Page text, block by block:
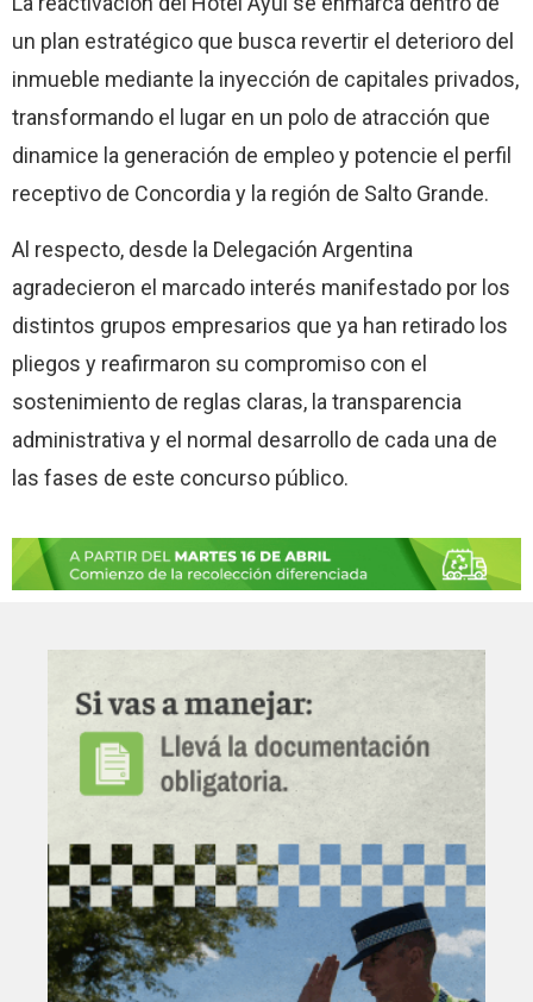
un plan estratégico que busca revertir el deterioro del
inmueble mediante la inyección de capitales privados,
transformando el lugar en un polo de atracción que
dinamice la generación de empleo y potencie el perfil
receptivo de Concordia y la región de Salto Grande.
Al respecto, desde la Delegación Argentina
agradecieron el marcado interés manifestado por los
distintos grupos empresarios que ya han retirado los
pliegos y reafirmaron su compromiso con el
sostenimiento de reglas claras, la transparencia
administrativa y el normal desarrollo de cada una de
las fases de este concurso público.